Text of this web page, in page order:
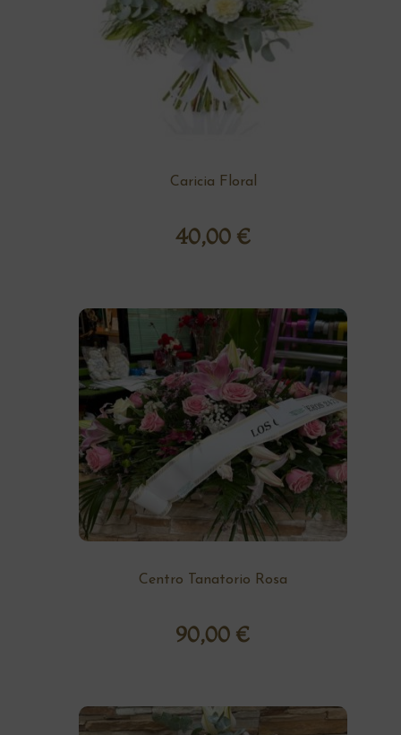
Caricia Floral
40,00 €
Centro Tanatorio Rosa
90,00 €